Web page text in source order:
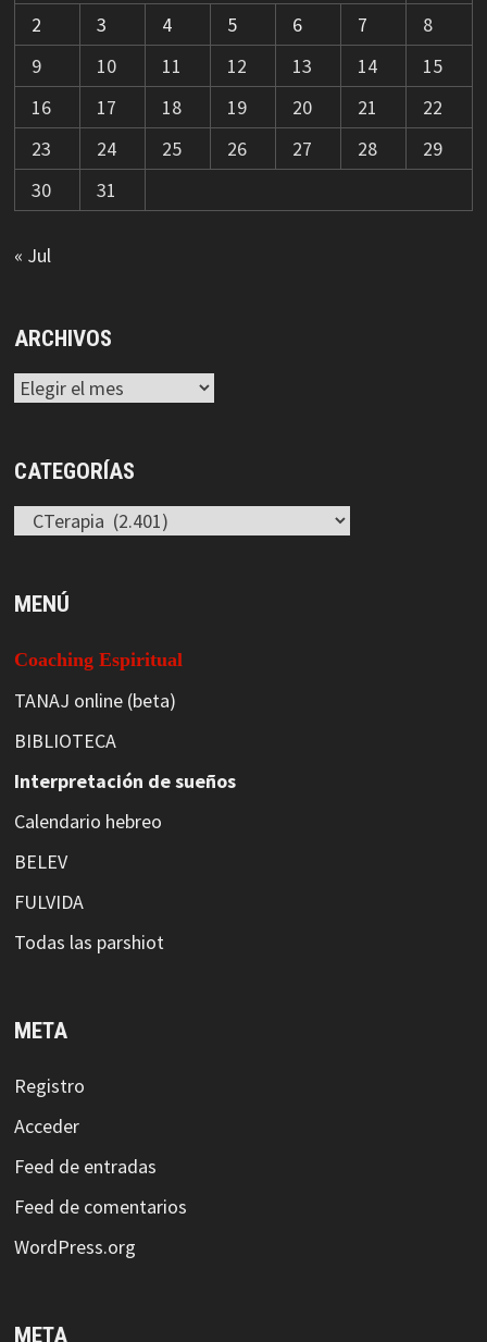
2
3 4 5 6 7
8
9
10 11 12 13 14
15
16
17 18 19 20 21
22
23
24 25 26 27 28
29
30
31
« Jul
ARCHIVOS
Archivos
CATEGORÍAS
Categorías
MENÚ
Coaching Espiritual
TANAJ online (beta)
BIBLIOTECA
Interpretación de sueños
Calendario hebreo
BELEV
FULVIDA
Todas las parshiot
META
Registro
Acceder
Feed de entradas
Feed de comentarios
WordPress.org
META